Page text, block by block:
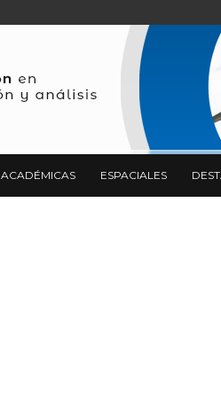
ACADÉMICAS ESPACIALES